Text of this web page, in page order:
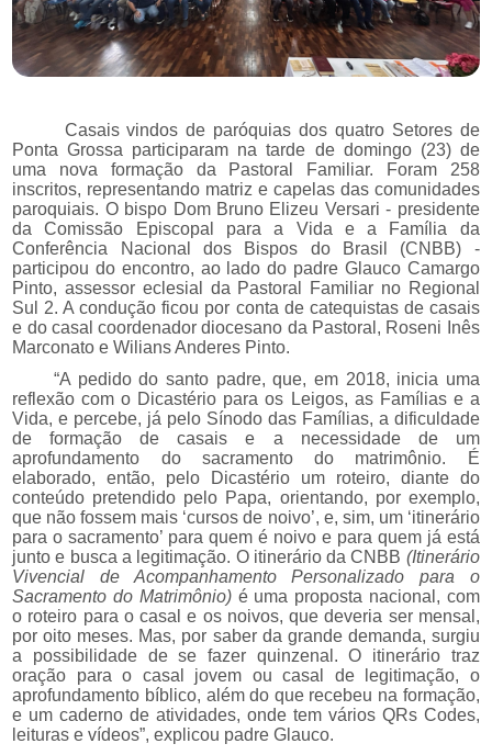
Casais vindos de paróquias dos quatro Setores de
Ponta Grossa participaram na tarde de domingo (23) de
uma nova formação da Pastoral Familiar. Foram 258
inscritos, representando matriz e capelas das comunidades
paroquiais. O bispo Dom Bruno Elizeu Versari - presidente
da Comissão Episcopal para a Vida e a Família da
Conferência Nacional dos Bispos do Brasil (CNBB) -
participou do encontro, ao lado do padre Glauco Camargo
Pinto, assessor eclesial da Pastoral Familiar no Regional
Sul 2. A condução ficou por conta de catequistas de casais
e do casal coordenador diocesano da Pastoral, Roseni Inês
Marconato e Wilians Anderes Pinto.
“A pedido do santo padre, que, em 2018, inicia uma
reflexão com o Dicastério para os Leigos, as Famílias e a
Vida, e percebe, já pelo Sínodo das Famílias, a dificuldade
de formação de casais e a necessidade de um
aprofundamento do sacramento do matrimônio. É
elaborado, então, pelo Dicastério um roteiro, diante do
conteúdo pretendido pelo Papa, orientando, por exemplo,
que não fossem mais ‘cursos de noivo’, e, sim, um ‘itinerário
para o sacramento’ para quem é noivo e para quem já está
junto e busca a legitimação. O itinerário da CNBB (Itinerário
Vivencial de Acompanhamento Personalizado para o
Sacramento do Matrimônio)é uma proposta nacional, com
o roteiro para o casal e os noivos, que deveria ser mensal,
por oito meses. Mas, por saber da grande demanda, surgiu
a possibilidade de se fazer quinzenal. O itinerário traz
oração para o casal jovem ou casal de legitimação, o
aprofundamento bíblico, além do que recebeu na formação,
e um caderno de atividades, onde tem vários QRs Codes,
leituras e vídeos”, explicou padre Glauco.